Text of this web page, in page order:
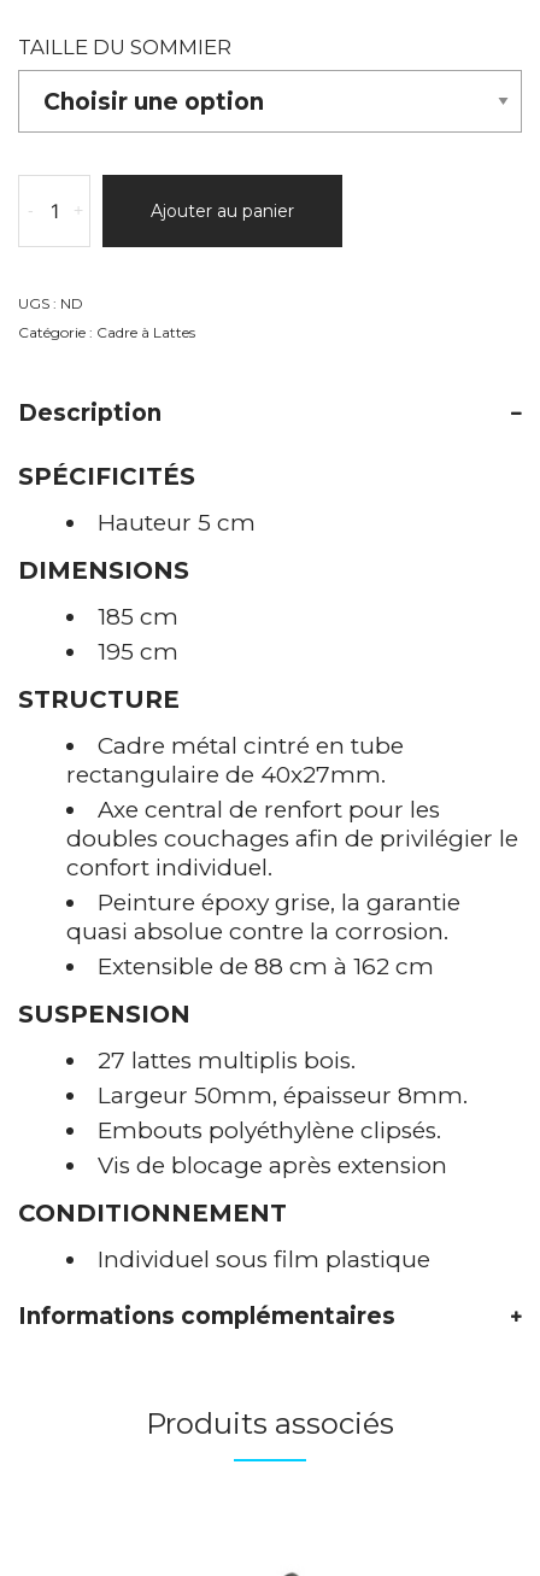
TAILLE DU SOMMIER
de
EXT
EXTENSIBLE
+
- Ajouter au panier
UGS : ND
Catégorie : Cadre à Lattes
Description
SPÉCIFICITÉS
Hauteur 5 cm
DIMENSIONS
185 cm
195 cm
STRUCTURE
Cadre métal cintré en tube
rectangulaire de 40x27mm.
Axe central de renfort pour les
doubles couchages afin de privilégier le
confort individuel.
Peinture époxy grise, la garantie
quasi absolue contre la corrosion.
Extensible de 88 cm à 162 cm
SUSPENSION
27 lattes multiplis bois.
Largeur 50mm, épaisseur 8mm.
Embouts polyéthylène clipsés.
Vis de blocage après extension
CONDITIONNEMENT
Individuel sous film plastique
Informations complémentaires
Produits associés